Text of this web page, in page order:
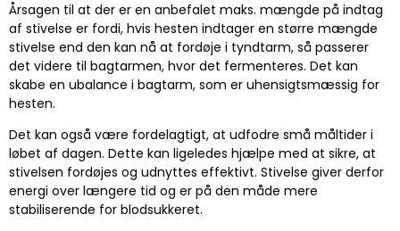
Årsagen til at der er en anbefalet maks. mængde på indtag
af stivelse er fordi, hvis hesten indtager en større mængde
stivelse end den kan nå at fordøje i tyndtarm, så passerer
det videre til bagtarmen, hvor det fermenteres. Det kan
skabe en ubalance i bagtarm, som er uhensigtsmæssig for
hesten.
Det kan også være fordelagtigt, at udfodre små måltider i
løbet af dagen. Dette kan ligeledes hjælpe med at sikre, at
stivelsen fordøjes og udnyttes effektivt. Stivelse giver derfor
energi over længere tid og er på den måde mere
stabiliserende for blodsukkeret.